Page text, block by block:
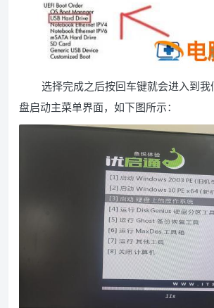
选择完成之后按回车键就会进入到我
盘启动主菜单界面，如下图所示：